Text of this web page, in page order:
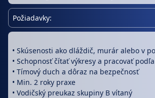
Požiadavky:
• Skúsenosti ako dláždič, murár alebo v
• Schopnosť čítať výkresy a pracovať
• Tímový duch a dôraz na bezpečnosť
• Min. 2 roky praxe
• Vodičský preukaz skupiny B vítaný